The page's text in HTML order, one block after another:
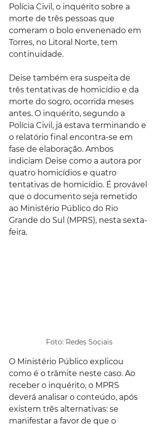
Polícia Civil, o inquérito sobre a
morte de três pessoas que
comeram o bolo envenenado em
Torres, no Litoral Norte, tem
continuidade.
Deise também era suspeita de
três tentativas de homicídio e da
morte do sogro, ocorrida meses
antes. O inquérito, segundo a
Polícia Civil, já estava terminando e
o relatório final encontra-se em
fase de elaboração. Ambos
indiciam Deise como a autora por
quatro homicídios e quatro
tentativas de homicídio. É provável
que o documento seja remetido
ao Ministério Público do Rio
Grande do Sul (MPRS), nesta sexta-
feira.
Foto: Redes Sociais
O Ministério Público explicou
como é o trâmite neste caso. Ao
receber o inquérito, o MPRS
deverá analisar o conteúdo, após
existem três alternativas: se
manifestar a favor de que o